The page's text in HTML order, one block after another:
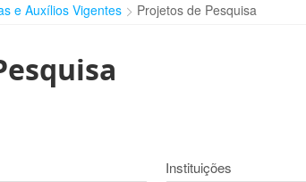
e Auxílios Vigentes Projetos de Pesquisa
Instituições